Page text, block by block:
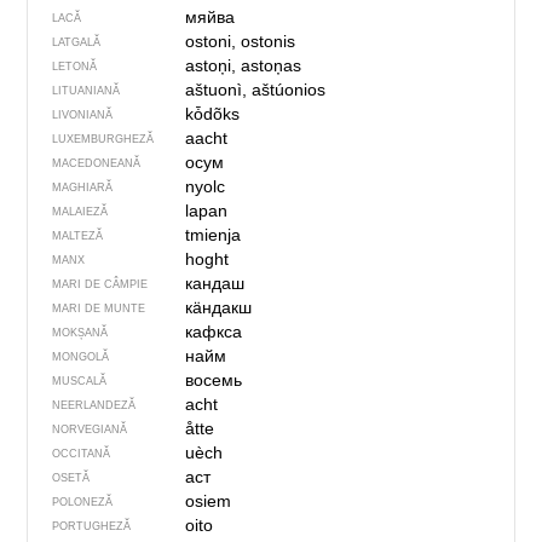
LACĂ мяйва
LATGALĂ ostoni, ostonis
LETONĂ astoņi, astoņas
LITUANIANĂ aštuonì, aštúonios
LIVONIANĂ kȱdõks
LUXEMBURGHEZĂ aacht
MACEDONEANĂ осум
MAGHIARĂ nyolc
MALAIEZĂ lapan
MALTEZĂ tmienja
MANX hoght
MARI DE CÂMPIE кандаш
MARI DE MUNTE кӓндакш
MOKȘANĂ кафкса
MONGOLĂ найм
MUSCALĂ восемь
NEERLANDEZĂ acht
NORVEGIANĂ åtte
OCCITANĂ uèch
OSETĂ аст
POLONEZĂ osiem
PORTUGHEZĂ
oito